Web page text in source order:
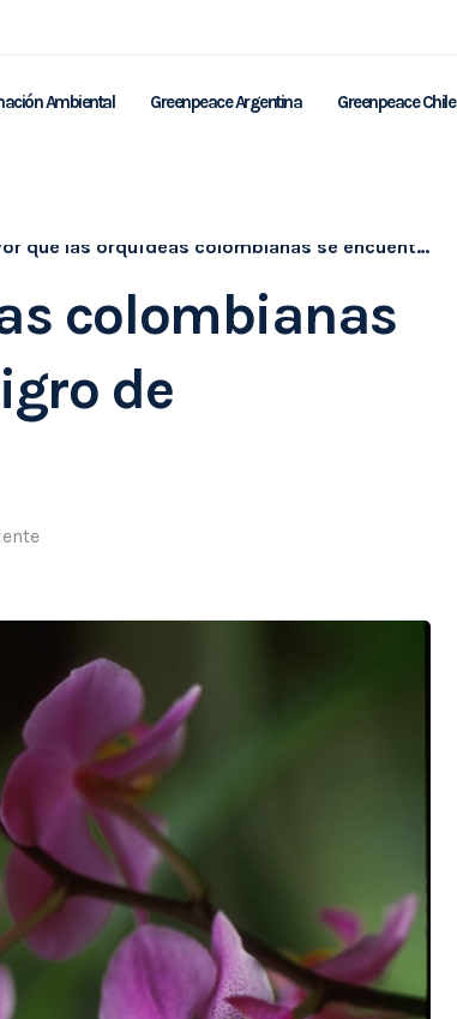
Ambiental Greenpeace Argentina Greenpeace Chile
qué las orquídeas colombianas se encuentran en peligro de extinción?
colombianas
de